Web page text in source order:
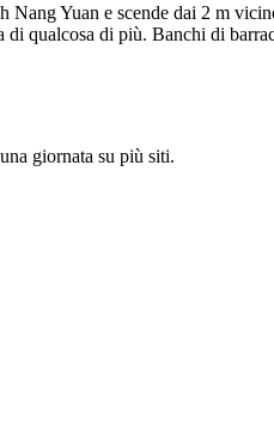
Yuan e scende dai 2 m
di qualcosa di più. Banchi di
giornata su più siti.